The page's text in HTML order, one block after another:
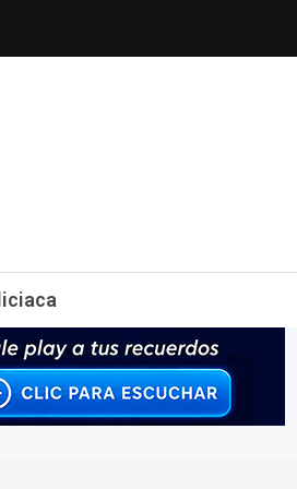
entrevistas con famosos,